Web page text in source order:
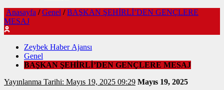
Anasayfa / Genel / BAŞKAN ŞEHİRLİ’DEN GENÇLERE
MESAJ
Zeybek Haber Ajansı
Genel
BAŞKAN ŞEHİRLİ’DEN GENÇLERE MESAJ
Yayınlanma Tarihi: Mayıs 19, 2025 09:29 Mayıs 19, 2025